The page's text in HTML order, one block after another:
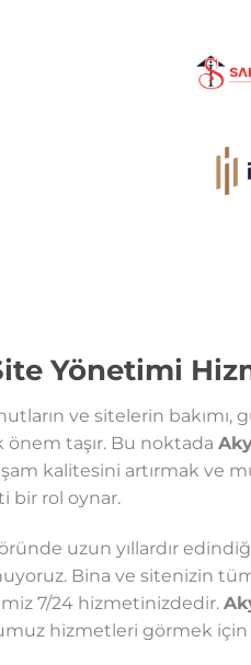
Yönetimi
ve sitelerin bakımı,
taşır. Bu noktada
kalitesini artırmak ve
bir rol oynar.
uzun yıllardır
Bina ve sitenizin
7/24 hizmetinizdedir.
hizmetleri görmek için